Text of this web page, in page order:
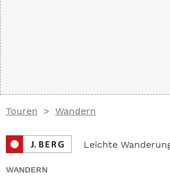
Touren Wandern
Leichte
WANDERN
ABO